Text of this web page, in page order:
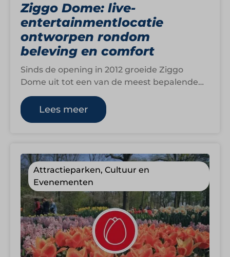
Ziggo Dome: live-
entertainmentlocatie
ontworpen rondom
beleving en comfort
Sinds de opening in 2012 groeide Ziggo
Dome uit tot een van de meest bepalende
concertlocaties van Nederland. Met ruimte…
Lees meer
Attractieparken, Cultuur en
Evenementen